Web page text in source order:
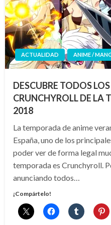
ACTUALIDAD ANIME /
DESCUBRE TODOS
CRUNCHYROLL DE LA
2018
La temporada de anime
España, uno de los
poder ver de forma legal
temporada es Crunchyroll.
anunciando todos…
¡Compártelo!